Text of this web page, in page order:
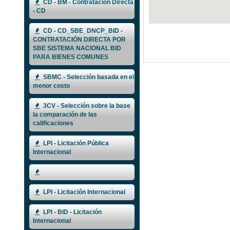
CD - BM - Contratación Directa
- CD
CD - CD_SBE_DNCP_BID -
CONTRATACIÓN DIRECTA POR
SBE SISTEMA NACIONAL BID
PARA BIENES COMUNES
SBMC - Selección basada en el
menor costo
3CV - Selección sobre la base
la comparación de las
calificaciones
LPI - Licitación Pública
Internacional
LPI - Licitación Internacional
LPI - BID - Licitación
Internacional